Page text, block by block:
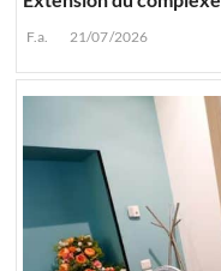
F.a. 21/07/2026